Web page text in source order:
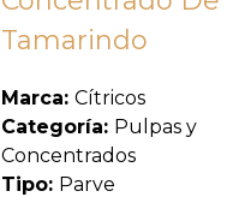
Tamarindo
Marca: Cítricos
Categoría: Pulpas y
Concentrados
Tipo: Parve